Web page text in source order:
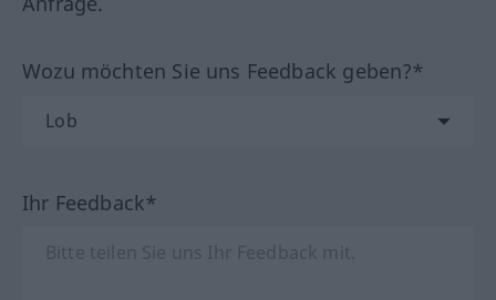
Wozu möchten Sie uns Feedback geben?*
Ihr Feedback*